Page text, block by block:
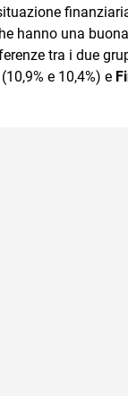
hanno una
tra i due
(10,9% e 10,4%) e